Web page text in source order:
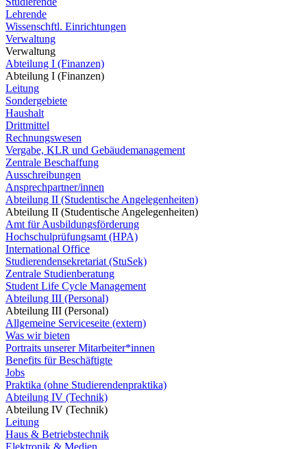
Lehrende
Wissenschftl. Einrichtungen
Verwaltung
Verwaltung
Abteilung I (Finanzen)
Abteilung I (Finanzen)
Leitung
Sondergebiete
Haushalt
Drittmittel
Rechnungswesen
Vergabe, KLR und Gebäudemanagement
Zentrale Beschaffung
Ausschreibungen
Ansprechpartner/innen
Abteilung II (Studentische Angelegenheiten)
Abteilung II (Studentische Angelegenheiten)
Amt für Ausbildungsförderung
Hochschulprüfungsamt (HPA)
International Office
Studierendensekretariat (StuSek)
Zentrale Studienberatung
Student Life Cycle Management
Abteilung III (Personal)
Abteilung III (Personal)
Allgemeine Serviceseite (extern)
Was wir bieten
Portraits unserer Mitarbeiter*innen
Benefits für Beschäftigte
Jobs
Praktika (ohne Studierendenpraktika)
Abteilung IV (Technik)
Abteilung IV (Technik)
Leitung
Haus & Betriebstechnik
Elektronik & Medien